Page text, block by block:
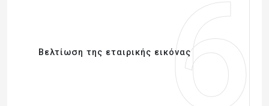
Βελτίωση της εταιρικής εικόνας